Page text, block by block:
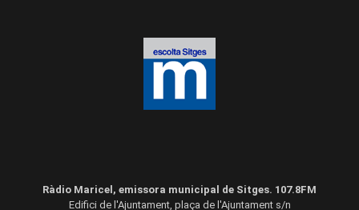
Ràdio Maricel, emissora municipal de Sitges. 107.8FM
Edifici de l'Ajuntament, plaça de l'Ajuntament s/n